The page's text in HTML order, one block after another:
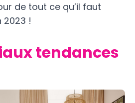
de tout ce qu’il faut
2023 !
tendances